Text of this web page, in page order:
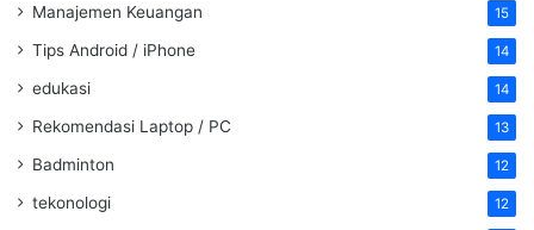
Manajemen Keuangan 15
Tips Android / iPhone 14
edukasi 14
Rekomendasi Laptop / PC 13
Badminton 12
tekonologi 12